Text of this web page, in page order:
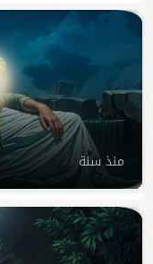
منذ سنة